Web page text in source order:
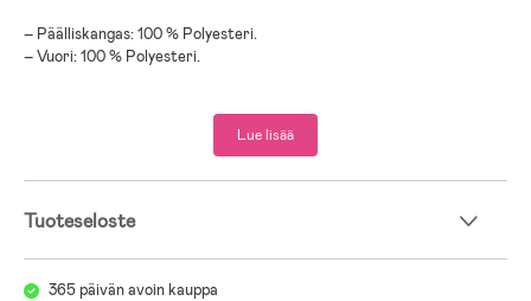
– Päälliskangas: 100 % Polyesteri.
– Vuori: 100 % Polyesteri.
Lue lisää
Tuoteseloste
365 päivän avoin kauppa